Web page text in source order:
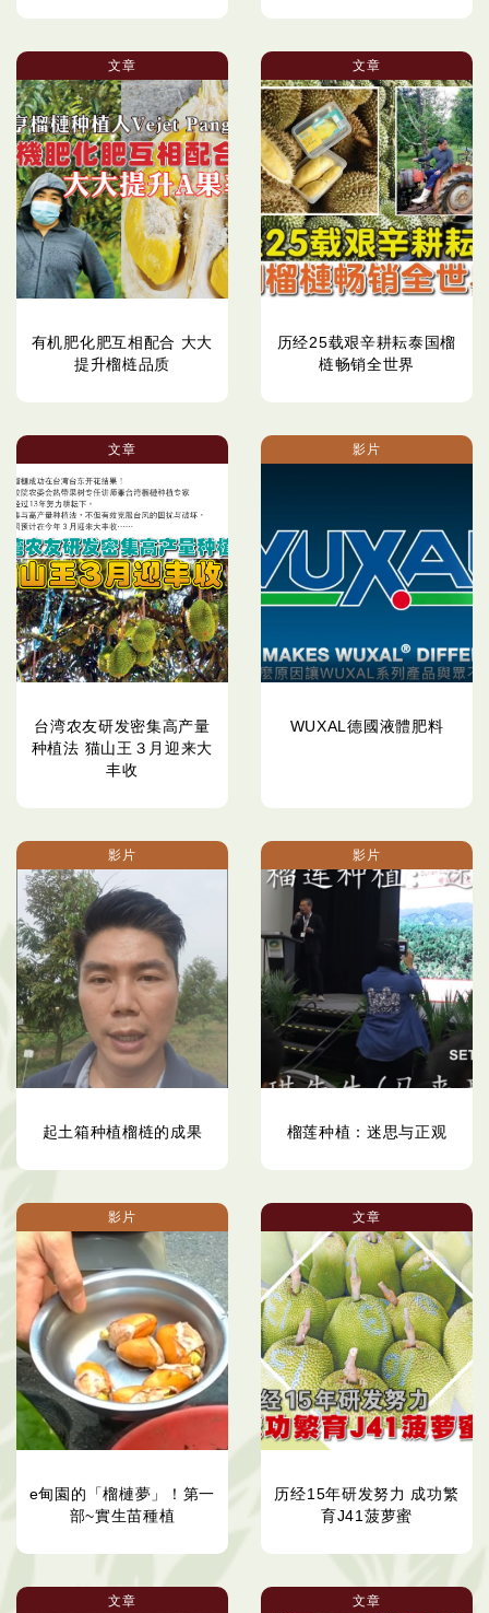
文章
有机肥化肥互相配合 大大
提升榴梿品质
文章
历经25载艰辛耕耘泰国榴
梿畅销全世界
文章
台湾农友研发密集高产量
种植法 猫山王３月迎来大
丰收
影片
WUXAL德國液體肥料
影片
起土箱种植榴梿的成果
影片
榴莲种植：迷思与正观
影片
e甸園的「榴槤夢」！第一
部~實生苗種植
文章
历经15年研发努力 成功繁
育J41菠萝蜜
文章 文章